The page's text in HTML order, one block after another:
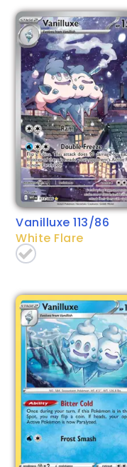
Vanilluxe 113/86
White Flare